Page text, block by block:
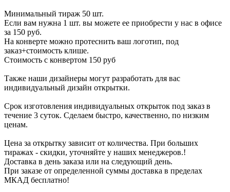
Минимальный тираж 50 шт.
Если вам нужна 1 шт. вы можете ее приобрести у нас в офисе
за 150 руб.
На конверте можно протеснить ваш логотип, под
заказ+стоимость клише.
Стоимость с конвертом 150 руб
Также наши дизайнеры могут разработать для вас
индивидуальный дизайн открытки.
Срок изготовления индивидуальных открыток под заказ в
течение 3 суток. Сделаем быстро, качественно, по низким
ценам.
Цена за открытку зависит от количества. При больших
тиражах - скидки, уточняйте у наших менеджеров.!
Доставка в день заказа или на следующий день.
При заказе от определенной суммы доставка в пределах
МКАД бесплатно!